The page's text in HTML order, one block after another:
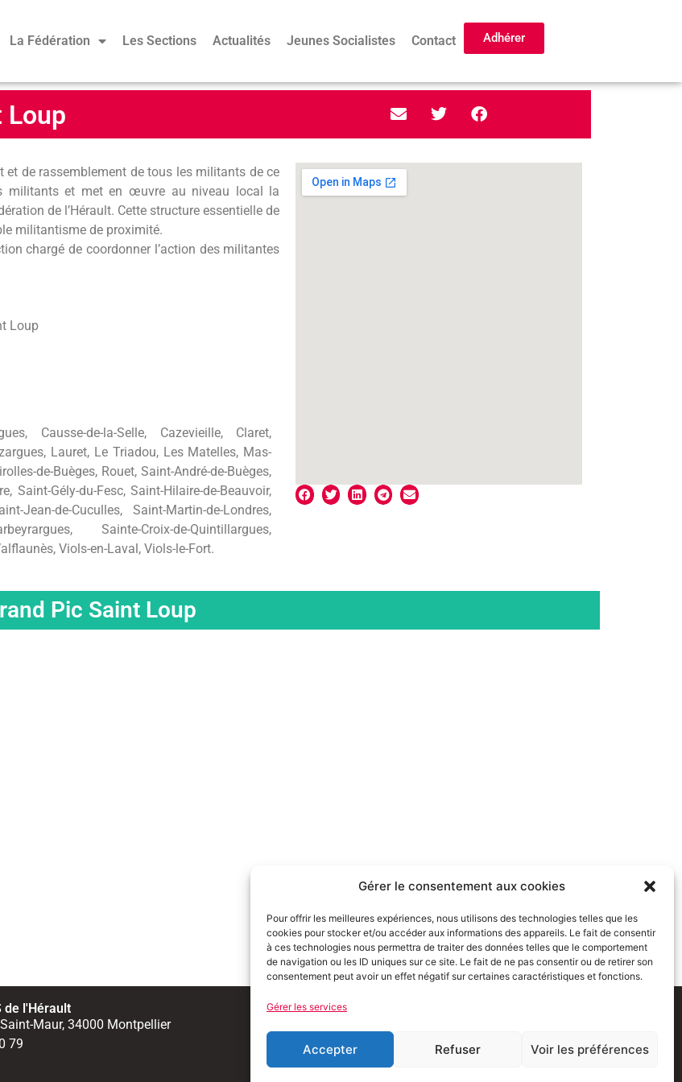
Gérer le consentement aux cookies
Pour offrir les meilleures expériences, nous utilisons des technologies telles que les
cookies pour stocker et/ou accéder aux informations des appareils. Le fait de consentir
à ces technologies nous permettra de traiter des données telles que le comportement
de navigation ou les ID uniques sur ce site. Le fait de ne pas consentir ou de retirer son
consentement peut avoir un effet négatif sur certaines caractéristiques et fonctions.
Gérer les services
Accepter Refuser Voir les préférences
La Fédération Les Sections Actualités Jeunes Socialistes Contact Adhérer
Loup
de rassemblement de tous les militants de ce
militants et met en œuvre au niveau local la
de l’Hérault. Cette structure essentielle de
militantisme de proximité.
chargé de coordonner l’action des militantes
Loup
Causse-de-la-Selle, Cazevieille, Claret,
Lauret, Le Triadou, Les Matelles, Mas-
de-Buèges, Rouet, Saint-André-de-Buèges,
Saint-Gély-du-Fesc, Saint-Hilaire-de-Beauvoir,
Jean-de-Cuculles, Saint-Martin-de-Londres,
Sainte-Croix-de-Quintillargues,
Viols-en-Laval, Viols-le-Fort.
Pic Saint Loup
de l'Hérault
Maur, 34000 Montpellier
79
Mentions Légales